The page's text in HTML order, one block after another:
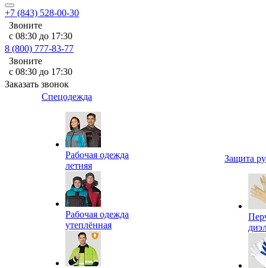
+7 (843) 528-00-30
Звоните
с 08:30 до 17:30
8 (800) 777-83-77
Звоните
с 08:30 до 17:30
Заказать звонок
Спецодежда
Рабочая одежда
летняя
Рабочая одежда
утеплённая
Защита